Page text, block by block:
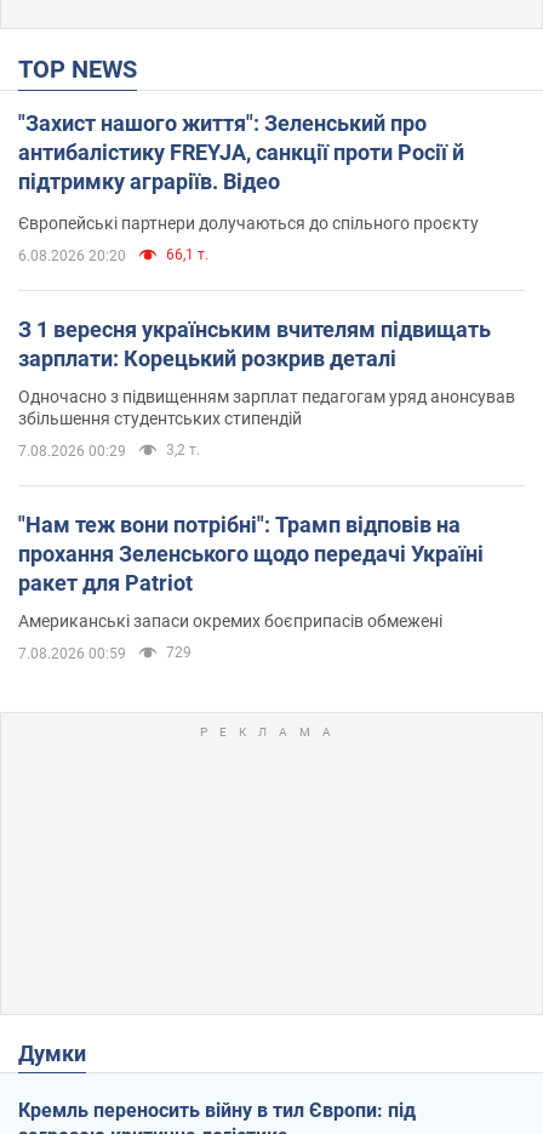
TOP NEWS
"Захист нашого життя": Зеленський про
антибалістику FREYJA, санкції проти Росії й
підтримку аграріїв. Відео
Європейські партнери долучаються до спільного проєкту
6.08.2026 20:20 66,1 т.
З 1 вересня українським вчителям підвищать
зарплати: Корецький розкрив деталі
Одночасно з підвищенням зарплат педагогам уряд анонсував
збільшення студентських стипендій
7.08.2026 00:29 3,2 т.
"Нам теж вони потрібні": Трамп відповів на
прохання Зеленського щодо передачі Україні
ракет для Patriot
Американські запаси окремих боєприпасів обмежені
7.08.2026 00:59 729
Думки
Кремль переносить війну в тил Європи: під